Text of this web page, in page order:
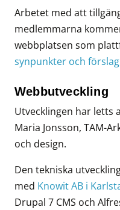
Arbetet med att
medlemmarna
webbplatsen som
synpunkter och förslag
Webbutveckling
Utvecklingen har letts
Maria Jonsson, TAM-
och design.
Den tekniska
med Knowit AB i
Drupal 7 CMS och